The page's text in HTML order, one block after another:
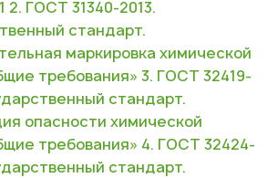
2. ГОСТ 31340-2013.
стандарт.
маркировка химической
требования» 3. ГОСТ 32419-
стандарт.
опасности химической
требования» 4. ГОСТ 32424-
стандарт.